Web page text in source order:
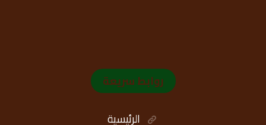
روابط سريعة
الرئيسية